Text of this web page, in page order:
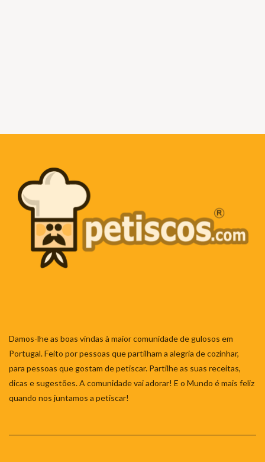
Damos-lhe as boas vindas à maior comunidade de gulosos em
Portugal. Feito por pessoas que partilham a alegria de cozinhar,
para pessoas que gostam de petiscar. Partilhe as suas receitas,
dicas e sugestões. A comunidade vai adorar! E o Mundo é mais feliz
quando nos juntamos a petiscar!